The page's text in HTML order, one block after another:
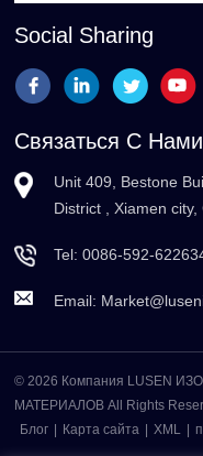
Social Sharing
Связаться С Нами
Unit 409, Bestone
District , Xiamen
Tel:0086-592-
Email:
© 2026 Компания LUSEN
МАТЕРИАЛОВ All Rights
Блог
Карта сайта XML